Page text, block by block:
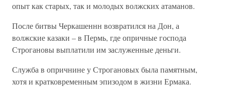
опыт как старых, так и молодых волжских атаманов.
После битвы Черкашеннн возвратился на Дон, а
волжские казаки – в Пермь, где опричные господа
Строгановы выплатили им заслуженные деньги.
Служба в опричнине у Строгановых была памятным,
хотя и кратковременным эпизодом в жизни Ермака.